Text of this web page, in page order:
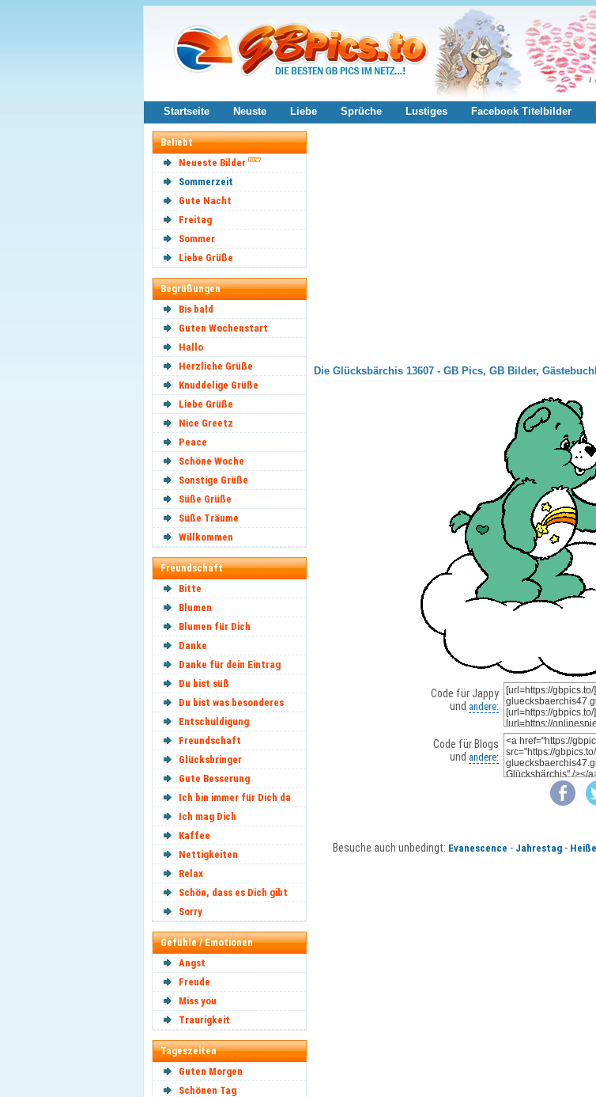
Startseite Neuste Liebe Sprüche Lustiges Facebook Titelbilder
Beliebt
Neueste Bilder
Sommerzeit
Gute Nacht
Freitag
Sommer
Liebe Grüße
Begrüßungen
Bis bald
Guten Wochenstart
Hallo
Herzliche Grüße
Knuddelige Grüße
Liebe Grüße
Nice Greetz
Peace
Schöne Woche
Sonstige Grüße
Süße Grüße
Süße Träume
Willkommen
Freundschaft
Bitte
Blumen
Blumen für Dich
Danke
Danke für dein Eintrag
Du bist süß
Du bist was besonderes
Entschuldigung
Freundschaft
Glücksbringer
Gute Besserung
Ich bin immer für Dich da
Ich mag Dich
Kaffee
Nettigkeiten
Relax
Schön, dass es Dich gibt
Sorry
Gefühle / Emotionen
Angst
Freude
Miss you
Traurigkeit
Tageszeiten
Guten Morgen
Schönen Tag
Die Glücksbärchis 13607 - GB Pics, GB Bilder,
Code für Jappy
und andere:
Code für Blogs
und andere:
Besuche auch unbedingt: Evanescence - Jahrestag-